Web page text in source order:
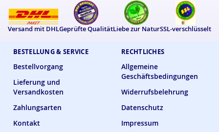
BESTELLUNG & SERVICE
Bestellvorgang
Lieferung und
Versandkosten
Zahlungsarten
Kontakt
RECHTLICHES
Allgemeine
Geschäftsbedingungen
Widerrufsbelehrung
Datenschutz
Impressum
Versand mit DHLGeprüfte QualitätLiebe zur NaturSSL-verschlüsselt